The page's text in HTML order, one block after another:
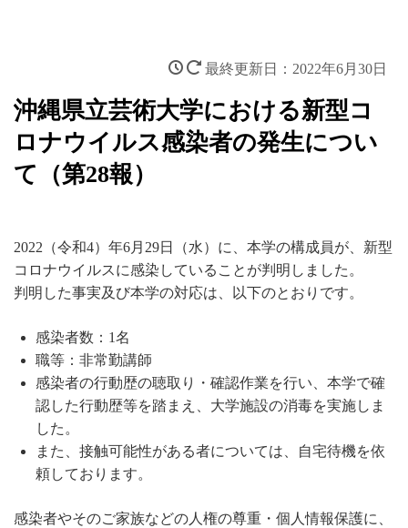
2022年6月30日
沖縄県立芸術大学における新型コ
ロナウイルス感染者の発生につい
て（第28報）
2022（令和4）年6月29日（水）に、本学の構成員が、新型
コロナウイルスに感染していることが判明しました。
判明した事実及び本学の対応は、以下のとおりです。
感染者数：1名
職等：非常勤講師
感染者の行動歴の聴取り・確認作業を行い、本学で確
認した行動歴等を踏まえ、大学施設の消毒を実施しま
した。
また、接触可能性がある者については、自宅待機を依
頼しております。
感染者やそのご家族などの人権の尊重・個人情報保護に、